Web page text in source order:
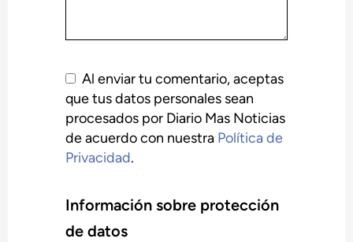
Al enviar tu comentario, aceptas
que tus datos personales sean
procesados por Diario Mas Noticias
de acuerdo con nuestra Política de
Privacidad.
Información sobre protección
de datos